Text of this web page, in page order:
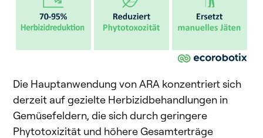
Die Hauptanwendung von ARA konzentriert sich
derzeit auf gezielte Herbizidbehandlungen in
Gemüsefeldern, die sich durch geringere
Phytotoxizität und höhere Gesamterträge